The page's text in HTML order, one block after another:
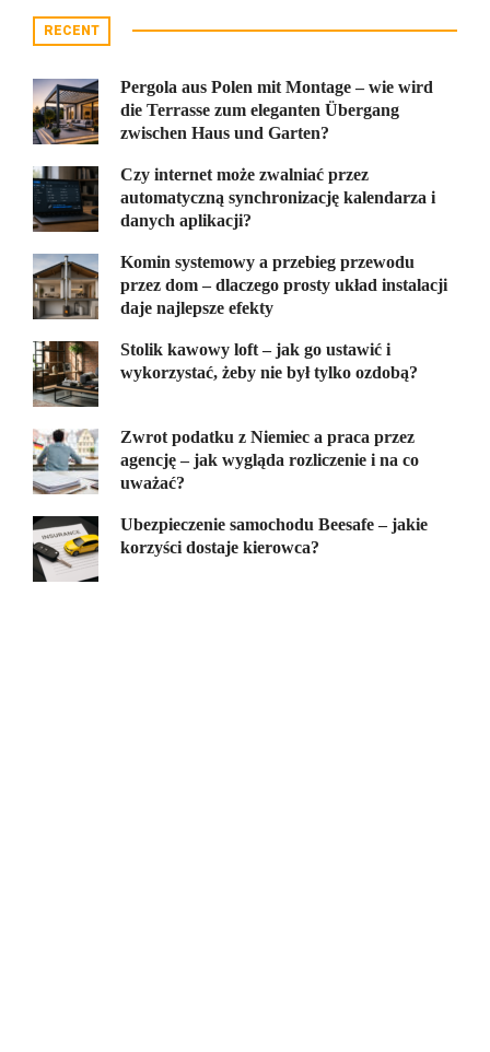
RECENT
Pergola aus Polen mit Montage – wie wird
die Terrasse zum eleganten Übergang
zwischen Haus und Garten?
Czy internet może zwalniać przez
automatyczną synchronizację kalendarza i
danych aplikacji?
Komin systemowy a przebieg przewodu
przez dom – dlaczego prosty układ instalacji
daje najlepsze efekty
Stolik kawowy loft – jak go ustawić i
wykorzystać, żeby nie był tylko ozdobą?
Zwrot podatku z Niemiec a praca przez
agencję – jak wygląda rozliczenie i na co
uważać?
Ubezpieczenie samochodu Beesafe – jakie
korzyści dostaje kierowca?